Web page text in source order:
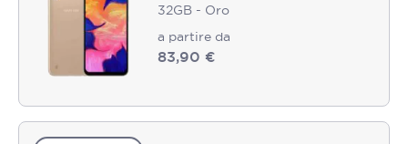
32GB - Oro
a partire da
83,90 €